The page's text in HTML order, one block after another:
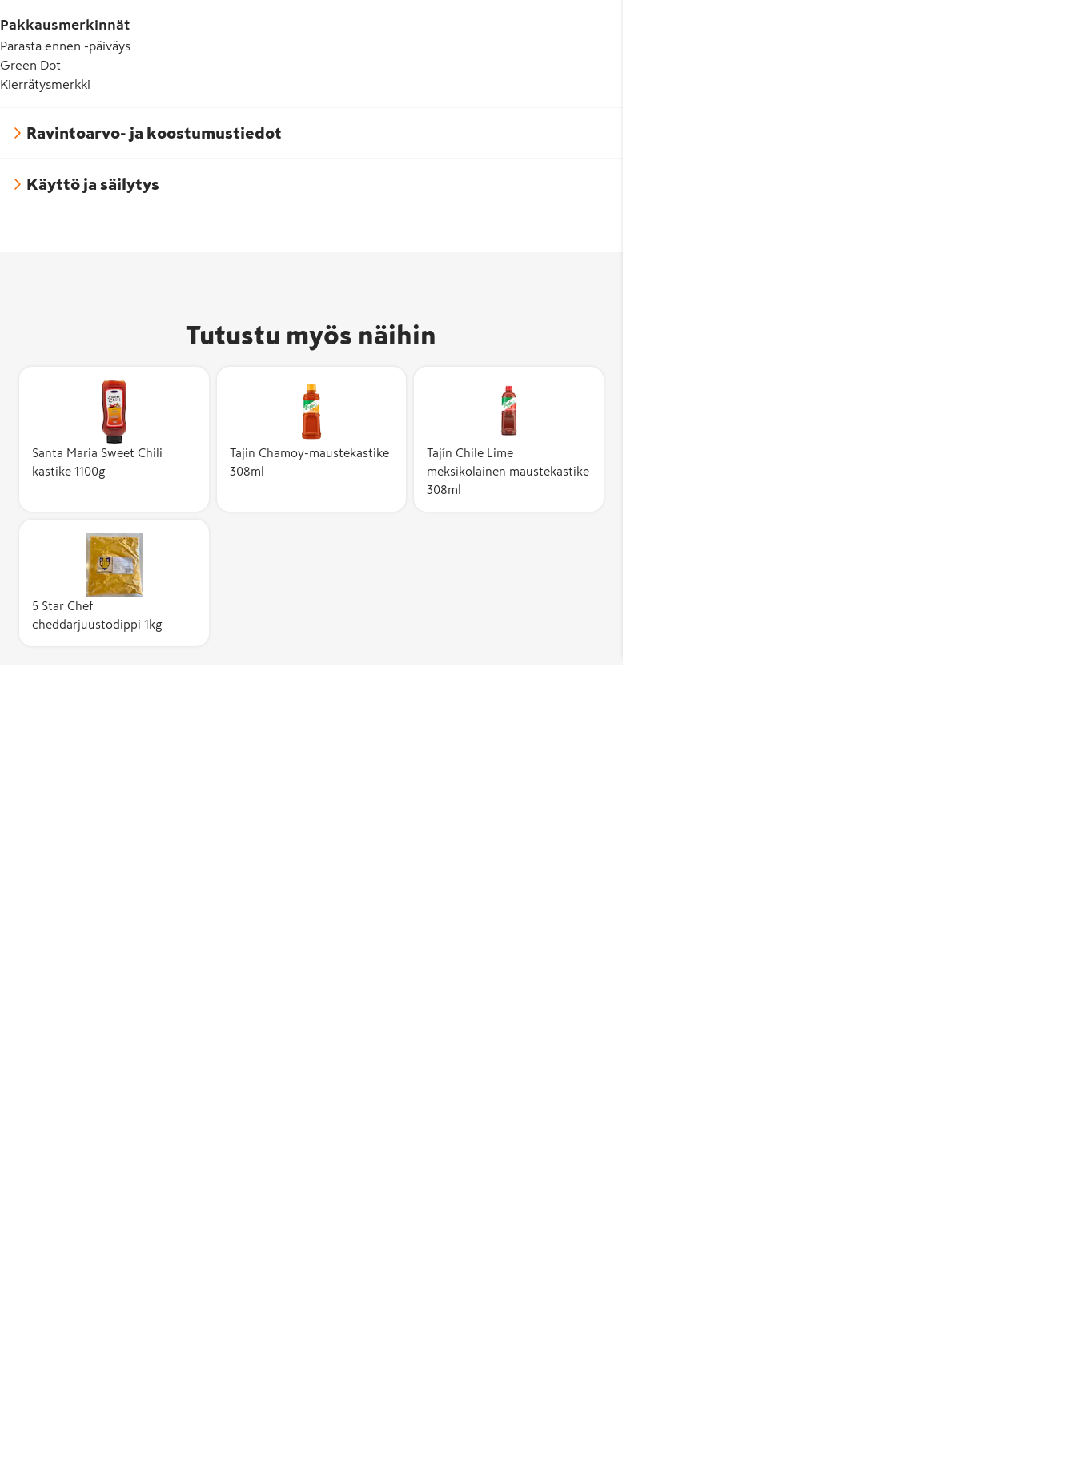
Pakkausmerkinnät
Parasta ennen -päiväys
Green Dot
Kierrätysmerkki
Ravintoarvo- ja koostumustiedot
Käyttö ja säilytys
Tutustu myös näihin
Santa Maria Sweet Chili
kastike 1100g
Tajin Chamoy-maustekastike
308ml
Tajín Chile Lime
meksikolainen maustekastike
308ml
5 Star Chef
cheddarjuustodippi 1kg